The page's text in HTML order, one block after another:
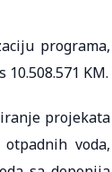
programa,
KM.
projekata
voda,